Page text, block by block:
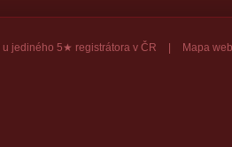
u jediného 5★ registrátora v ČR Mapa